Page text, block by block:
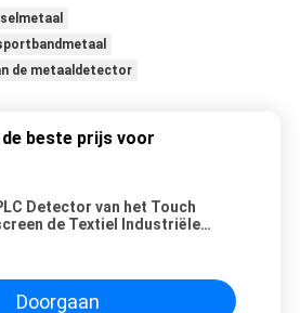
de metaaldetector
de beste prijs voor
Detector van het Touch
de Textiel Industriële
Doorgaan